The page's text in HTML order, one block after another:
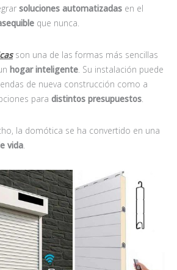
soluciones automatizadas en el
que nunca.
son una de las formas más sencillas
hogar inteligente. Su instalación puede
de nueva construcción como a
para distintos presupuestos.
la domótica se ha convertido en una
vida.